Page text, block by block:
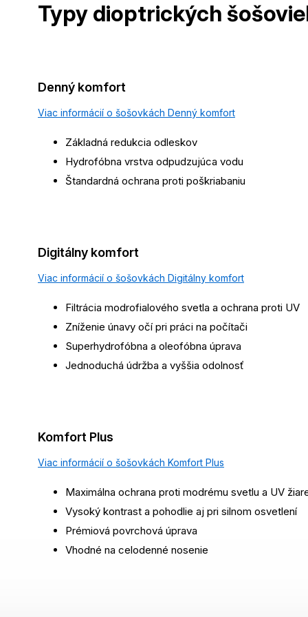
Typy dioptrických
Denný komfort
Viac informácií o šošovkách Denný komfort
Základná redukcia odleskov
Hydrofóbna vrstva odpudzujúca vodu
Štandardná ochrana proti poškriabaniu
Digitálny komfort
Viac informácií o šošovkách Digitálny komfort
Filtrácia modrofialového svetla a ochrana proti UV
Zníženie únavy očí pri práci na počítači
Superhydrofóbna a oleofóbna úprava
Jednoduchá údržba a vyššia odolnosť
Komfort Plus
Viac informácií o šošovkách Komfort Plus
Maximálna ochrana proti modrému svetlu a UV
Vysoký kontrast a pohodlie aj pri silnom osvetlení
Prémiová povrchová úprava
Vhodné na celodenné nosenie